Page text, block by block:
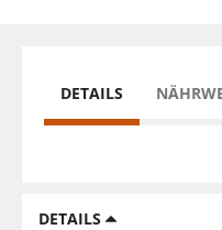
DETAILS
DETAILS